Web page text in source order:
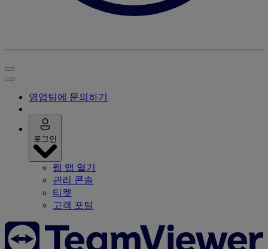
영업팀에 문의하기
로그인
웹 앱 열기
관리 콘솔
티켓
고객 포털